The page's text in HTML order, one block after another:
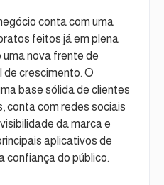
conta com uma
feitos já em plena
nova frente de
crescimento. O
base sólida de clientes
conta com redes sociais
da marca e
aplicativos de
confiança do público.